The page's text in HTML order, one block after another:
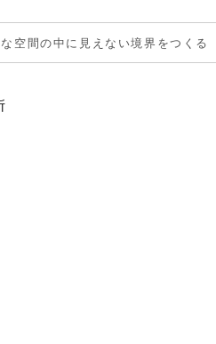
空間の中に見えない境界をつくる